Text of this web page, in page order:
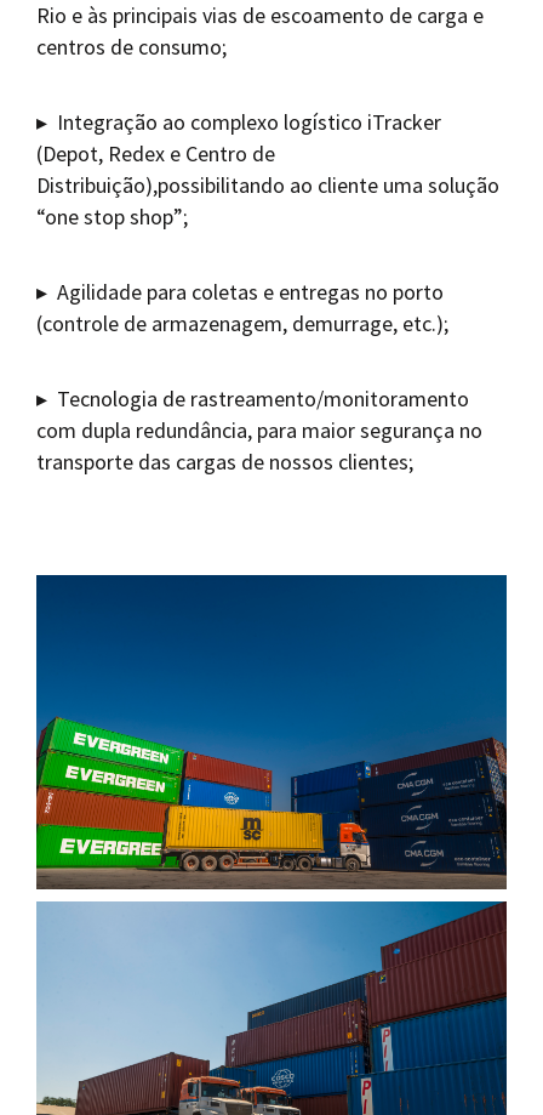
Rio e às principais vias de escoamento de carga e
centros de consumo;
▸ Integração ao complexo logístico iTracker
(Depot, Redex e Centro de
Distribuição),possibilitando ao cliente uma solução
“one stop shop”;
▸ Agilidade para coletas e entregas no porto
(controle de armazenagem, demurrage, etc.);
▸ Tecnologia de rastreamento/monitoramento
com dupla redundância, para maior segurança no
transporte das cargas de nossos clientes;